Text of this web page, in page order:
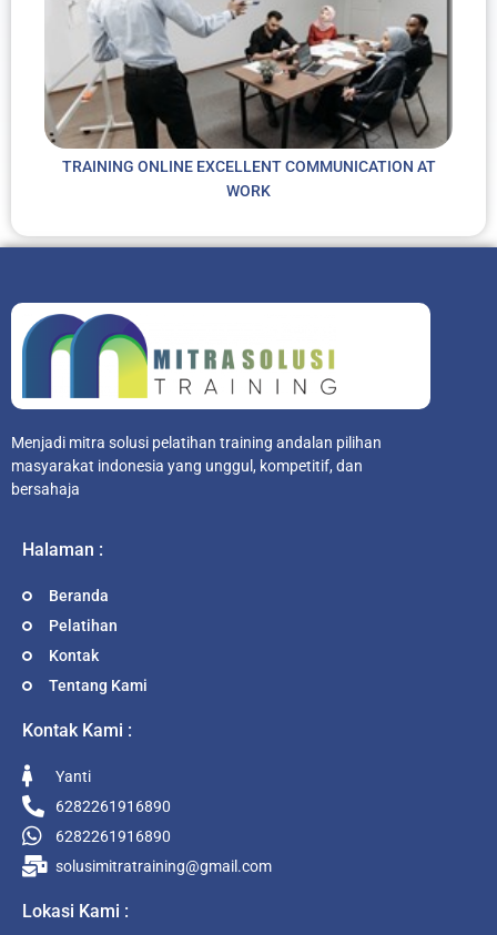
TRAINING ONLINE EXCELLENT COMMUNICATION AT
WORK
Menjadi mitra solusi pelatihan training andalan pilihan
masyarakat indonesia yang unggul, kompetitif, dan
bersahaja
Halaman :
Beranda
Pelatihan
Kontak
Tentang Kami
Kontak Kami :
Yanti
6282261916890
6282261916890
solusimitratraining@gmail.com
Lokasi Kami :